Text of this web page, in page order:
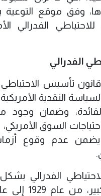
وفق موقع التوعية
للاحتياطي الفدرالي
الفدرالي
تأسيس الاحتياطي
لإدارة السياسة النقدية
وضمان
السوق
يضمن عدم وقوع
الفدرالي